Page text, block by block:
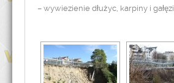
– wywiezienie dłużyc, karpiny i gałęzi